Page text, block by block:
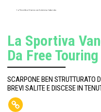
La Sportiva Vanguard visione laterale
La Sportiva
Da Free
SCARPONE BEN STRUTTURATO
BREVI SALITE E DISCESE IN